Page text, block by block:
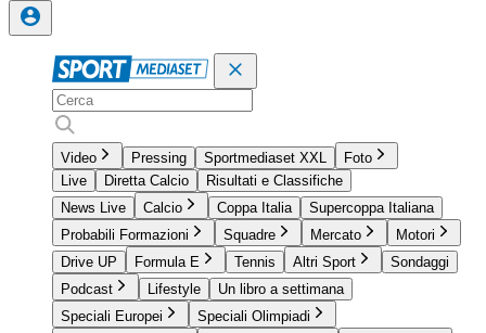
Video Pressing Sportmediaset XXL
Foto
Live
Diretta Calcio
Risultati e Classifiche
News Live
Calcio Coppa Italia
Supercoppa Italiana
Probabili Formazioni
Squadre Mercato
Motori
Drive UP
Formula E Tennis Altri Sport
Sondaggi
Podcast
Lifestyle
Un libro a settimana
Speciali Europei
Speciali Olimpiadi